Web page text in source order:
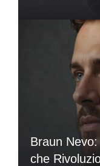
Braun
che